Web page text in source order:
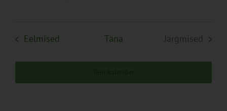
Eelmised SündmusedTäna
Järgmised